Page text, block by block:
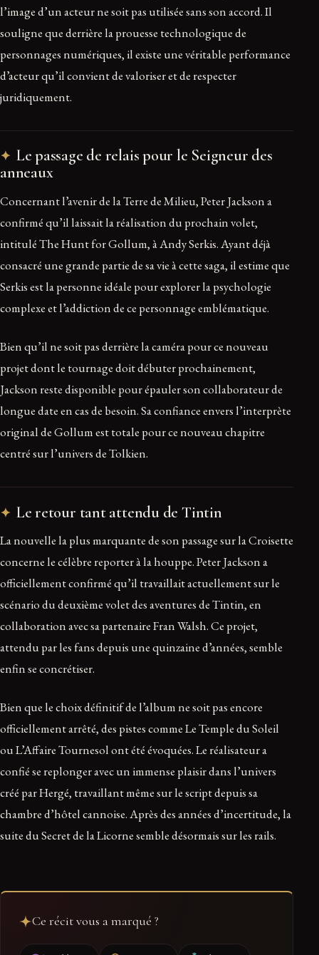
l’image d’un acteur ne soit pas utilisée sans son accord. Il
souligne que derrière la prouesse technologique de
personnages numériques, il existe une véritable performance
d’acteur qu’il convient de valoriser et de respecter
juridiquement.
Le passage de relais pour le Seigneur des
anneaux
Concernant l’avenir de la Terre de Milieu, Peter Jackson a
confirmé qu’il laissait la réalisation du prochain volet,
intitulé The Hunt for Gollum, à Andy Serkis. Ayant déjà
consacré une grande partie de sa vie à cette saga, il estime que
Serkis est la personne idéale pour explorer la psychologie
complexe et l’addiction de ce personnage emblématique.
Bien qu’il ne soit pas derrière la caméra pour ce nouveau
projet dont le tournage doit débuter prochainement,
Jackson reste disponible pour épauler son collaborateur de
longue date en cas de besoin. Sa confiance envers l’interprète
original de Gollum est totale pour ce nouveau chapitre
centré sur l’univers de Tolkien.
Le retour tant attendu de Tintin
La nouvelle la plus marquante de son passage sur la Croisette
concerne le célèbre reporter à la houppe. Peter Jackson a
officiellement confirmé qu’il travaillait actuellement sur le
scénario du deuxième volet des aventures de Tintin, en
collaboration avec sa partenaire Fran Walsh. Ce projet,
attendu par les fans depuis une quinzaine d’années, semble
enfin se concrétiser.
Bien que le choix définitif de l’album ne soit pas encore
officiellement arrêté, des pistes comme Le Temple du Soleil
ou L’Affaire Tournesol ont été évoquées. Le réalisateur a
confié se replonger avec un immense plaisir dans l’univers
créé par Hergé, travaillant même sur le script depuis sa
chambre d’hôtel cannoise. Après des années d’incertitude, la
suite du Secret de la Licorne semble désormais sur les rails.
Ce récit vous a marqué ?